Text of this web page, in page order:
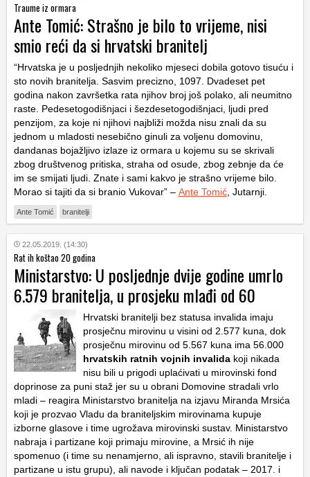
Traume iz ormara
Ante Tomić: Strašno je bilo to vrijeme, nisi
smio reći da si hrvatski branitelj
“Hrvatska je u posljednjih nekoliko mjeseci dobila gotovo tisuću i
sto novih branitelja. Sasvim precizno, 1097. Dvadeset pet
godina nakon završetka rata njihov broj još polako, ali neumitno
raste. Pedesetogodišnjaci i šezdesetogodišnjaci, ljudi pred
penzijom, za koje ni njihovi najbliži možda nisu znali da su
jednom u mladosti nesebično ginuli za voljenu domovinu,
dandanas bojažljivo izlaze iz ormara u kojemu su se skrivali
zbog društvenog pritiska, straha od osude, zbog zebnje da će
im se smijati ljudi. Znate i sami kakvo je strašno vrijeme bilo.
Morao si tajiti da si branio Vukovar” – Ante Tomić , Jutarnji.
Ante Tomić branitelji
22.05.2019. (14:30)
Rat ih koštao 20 godina
Ministarstvo: U posljednje dvije godine umrlo
6.579 branitelja, u prosjeku mlađi od 60
Hrvatski branitelji bez statusa invalida imaju
prosječnu mirovinu u visini od 2.577 kuna, dok
prosječnu mirovinu od 5.567 kuna ima 56.000
hrvatskih ratnih vojnih invalida koji nikada
nisu bili u prigodi uplaćivati u mirovinski fond
doprinose za puni staž jer su u obrani Domovine stradali vrlo
mladi – reagira Ministarstvo branitelja na izjavu Miranda Mrsića
koji je prozvao Vladu da braniteljskim mirovinama kupuje
izborne glasove i time ugrožava mirovinski sustav. Ministarstvo
nabraja i partizane koji primaju mirovine, a Mrsić ih nije
spomenuo (i time su nenamjerno, ali ispravno, stavili branitelje i
partizane u istu grupu), ali navode i ključan podatak – 2017. i